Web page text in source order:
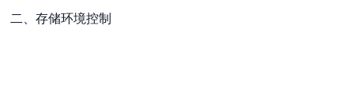
二、存储环境控制